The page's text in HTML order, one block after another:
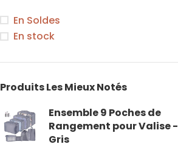
En Soldes
En stock
Produits Les Mieux Notés
Ensemble 9 Poches de
Rangement pour Valise -
Gris